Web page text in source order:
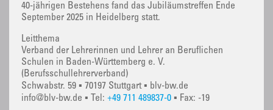
40-jährigen Bestehens fand das Jubiläumstreffen Ende
September 2025 in Heidelberg statt.
Leitthema
Verband der Lehrerinnen und Lehrer an Beruflichen
Schulen in Baden-Württemberg e. V.
(Berufsschullehrerverband)
Schwabstr. 59 ▪ 70197 Stuttgart ▪ blv-bw.de
info@blv-bw.de ▪ Tel: +49 711 489837-0 ▪ Fax: -19